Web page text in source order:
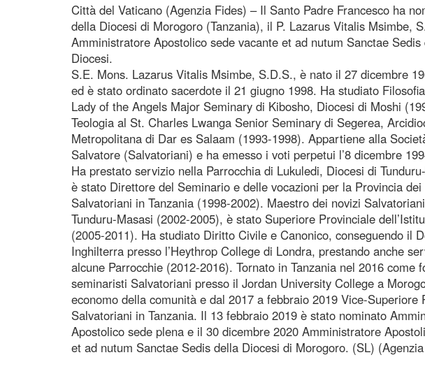
Città del Vaticano (Agenzia Fides) – Il Santo Padre Francesco ha
della Diocesi di Morogoro (Tanzania), il P. Lazarus Vitalis Msimbe,
Amministratore Apostolico sede vacante et ad nutum Sanctae
Diocesi.
S.E. Mons. Lazarus Vitalis Msimbe, S.D.S., è nato il 27 dicembre
ed è stato ordinato sacerdote il 21 giugno 1998. Ha studiato
Lady of the Angels Major Seminary di Kibosho, Diocesi di Moshi
Teologia al St. Charles Lwanga Senior Seminary di Segerea,
Metropolitana di Dar es Salaam (1993-1998). Appartiene alla
Salvatore (Salvatoriani) e ha emesso i voti perpetui l’8 dicembre
Ha prestato servizio nella Parrocchia di Lukuledi, Diocesi di
è stato Direttore del Seminario e delle vocazioni per la Provincia dei
Salvatoriani in Tanzania (1998-2002). Maestro dei novizi
Tunduru-Masasi (2002-2005), è stato Superiore Provinciale
(2005-2011). Ha studiato Diritto Civile e Canonico, conseguendo il
Inghilterra presso l’Heythrop College di Londra, prestando anche
alcune Parrocchie (2012-2016). Tornato in Tanzania nel 2016 come
seminaristi Salvatoriani presso il Jordan University College a
economo della comunità e dal 2017 a febbraio 2019 Vice-Superiore
Salvatoriani in Tanzania. Il 13 febbraio 2019 è stato nominato
Apostolico sede plena e il 30 dicembre 2020 Amministratore
et ad nutum Sanctae Sedis della Diocesi di Morogoro. (SL)